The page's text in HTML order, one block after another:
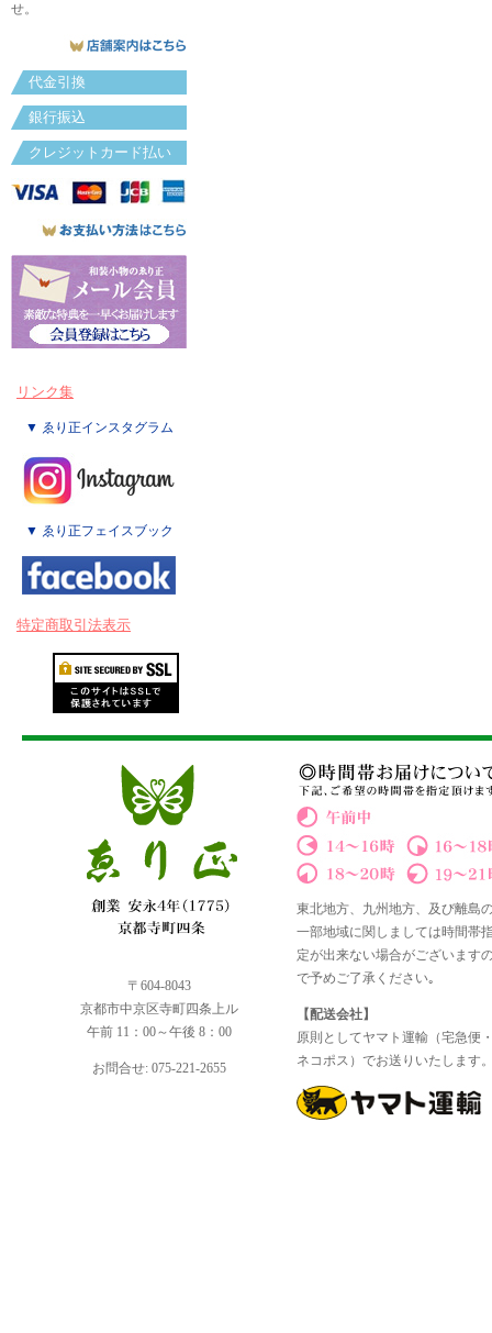
せ。
代金引換
銀行振込
クレジットカード払い
リンク集
▼ ゑり正インスタグラム
▼ ゑり正フェイスブック
特定商取引法表示
〒604-8043
京都市中京区寺町四条上ル
午前 11：00～午後 8：00
お問合せ: 075-221-2655
東北地方、九州地方、及び離島
一部地域に関しましては時間帯
定が出来ない場合がございます
で予めご了承ください｡
【配送会社】
原則としてヤマト運輸（宅急便
ネコポス）でお送りいたします